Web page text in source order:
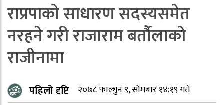
राप्रपाको साधारण सदस्यसमेत
नरहने गरी राजाराम बर्ताैलाको
राजीनामा
पहिलो दृष्टि २०७८ फाल्गुन ९, सोमबार १४:१९ गते